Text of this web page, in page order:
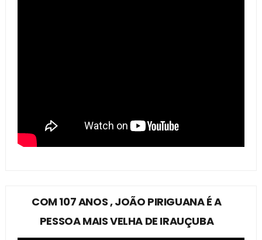
COM 107 ANOS , JOÃO PIRIGUANA É A
PESSOA MAIS VELHA DE IRAUÇUBA